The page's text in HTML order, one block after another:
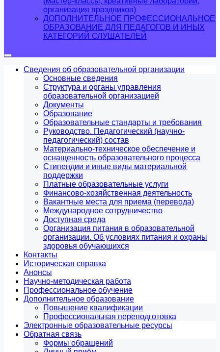
организация праздников)
ДОПОЛНИТЕЛЬНОЕ ПРОФЕССИОНАЛЬНОЕ
ОБРАЗОВАНИЕ ДЛЯ ПЕДАГОГОВ И ИНЫХ
КАТЕГОРИЙ СЛУШАТЕЛЕЙ
Сведения об образовательной организации
Основные сведения
Структура и органы управления
образовательной организацией
Документы
Образование
Образовательные стандарты и требования
Руководство. Педагогический (научно-
педагогический) состав
Материально-техническое обеспечение и
оснащенность образовательного процесса
Стипендии и иные виды материальной
поддержки
Платные образовательные услуги
Финансово-хозяйственная деятельность
Вакантные места для приема (перевода)
Международное сотрудничество
Доступная среда
Организация питания в образовательной
организации. Об условиях питания и охраны
здоровья обучающихся
Контакты
Историческая справка
Анонсы
Научно-методическая работа
Профессиональное обучение
Дополнительное образование
Повышение квалификации
Профессиональная переподготовка
Электронные образовательные ресурсы
Обратная связь
Формы обращений